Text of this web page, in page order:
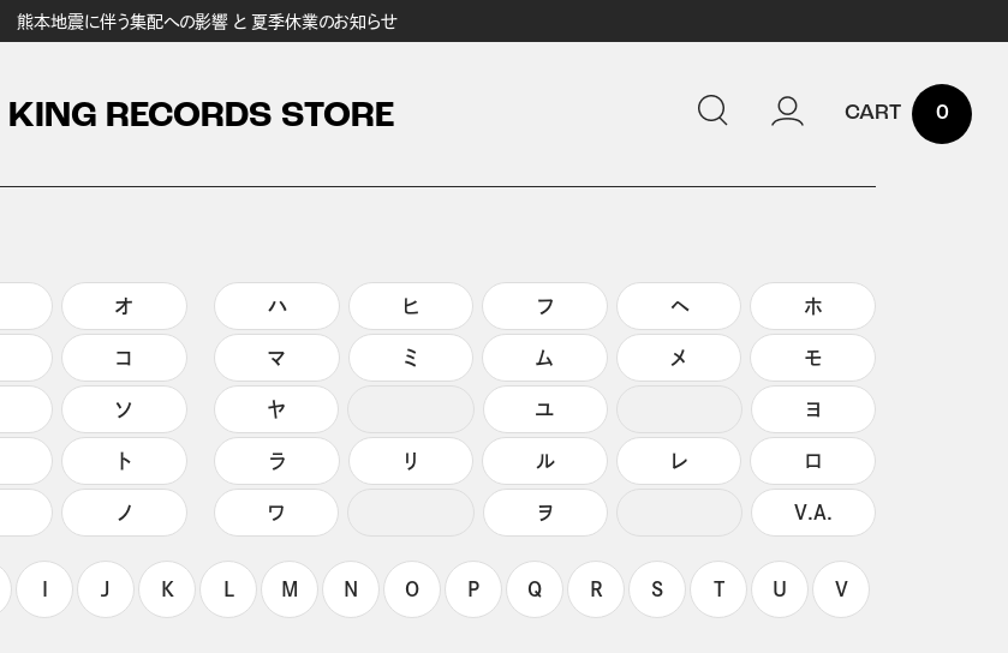
熊本地震に伴う集配への影響 と 夏季休業のお知らせ
KING RECORDS STORE 0
オ
コ
ソ
ト
ノ
ハ ヒ フ ヘ ホ
マ ミ ム メ モ
ヤ ユ ヨ
ラ リ ル レ ロ
ワ ヲ V.A.
J K M N O P Q R S T U V